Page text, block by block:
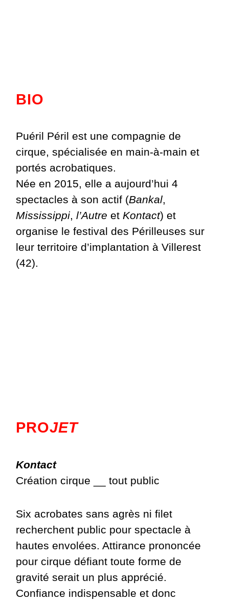
BIO
Puéril Péril est une compagnie de
cirque, spécialisée en main-à-main et
portés acrobatiques.
Née en 2015, elle a aujourd’hui 4
spectacles à son actif (Bankal,
Mississippi,l’Autre et Kontact) et
organise le festival des Périlleuses sur
leur territoire d’implantation à Villerest
(42).
PROJET
Kontact
Création cirque __ tout public
Six acrobates sans agrès ni filet
recherchent public pour spectacle à
hautes envolées. Attirance prononcée
pour cirque défiant toute forme de
gravité serait un plus apprécié.
Confiance indispensable et donc